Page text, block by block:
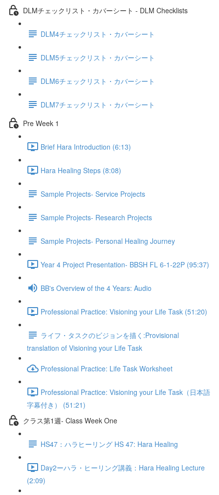
DLMチェックリスト・カバーシート - DLM Checklists
DLM4チェックリスト・カバーシート
DLM5チェックリスト・カバーシート
DLM6チェックリスト・カバーシート
DLM7チェックリスト・カバーシート
Pre Week 1
Brief Hara Introduction (6:13)
Hara Healing Steps (8:08)
Sample Projects- Service Projects
Sample Projects- Research Projects
Sample Projects- Personal Healing Journey
Year 4 Project Presentation- BBSH FL 6-1-22P (95:37)
BB's Overview of the 4 Years: Audio
Professional Practice: Visioning your Life Task (51:20)
ライフ・タスクのビジョンを描く:Provisional
translation of Visioning your Life Task
Professional Practice: Life Task Worksheet
Professional Practice: Visioning your Life Task（日本語
字幕付き） (51:21)
クラス第1週- Class Week One
HS47：ハラヒーリング HS 47: Hara Healing
Day2ーハラ・ヒーリング講義：Hara Healing Lecture
(2:09)